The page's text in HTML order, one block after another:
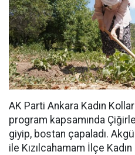
AK Parti Ankara Kadın
program kapsamında
giyip, bostan çapaladı.
ile Kızılcahamam İlçe